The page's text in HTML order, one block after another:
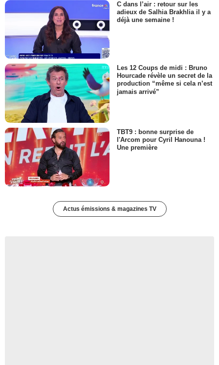
C dans l’air : retour sur les
adieux de Salhia Brakhlia il y a
déjà une semaine !
Les 12 Coups de midi : Bruno
Hourcade révèle un secret de la
production “même si cela n’est
jamais arrivé”
TBT9 : bonne surprise de
l'Arcom pour Cyril Hanouna !
Une première
Actus émissions & magazines TV